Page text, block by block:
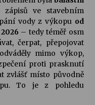
zápisů ve stavebním
vody z výkopu od
– tedy téměř osm
čerpat, přepojovat
mimo výkop,
proti prasknutí
zvlášť místo původně
To je z pohledu